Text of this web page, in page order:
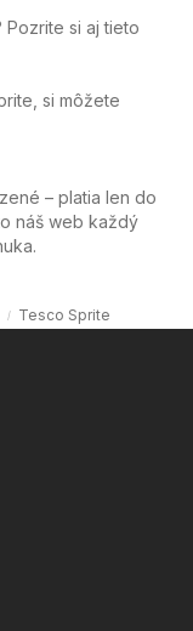
si aj tieto
si môžete
– platia len do
náš web každý
Tesco Sprite